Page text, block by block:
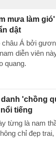
mưa làm
dật
Á bởi
diễn viên
quang.
'chồng
tiếng
từng là nam
chỉ đẹp